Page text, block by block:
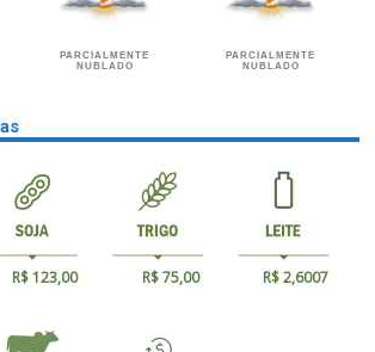
PARCIALMENTE
NUBLADO
PARCIALMENTE
NUBLADO
R$ 123,00 R$ 75,00 R$ 2,6007